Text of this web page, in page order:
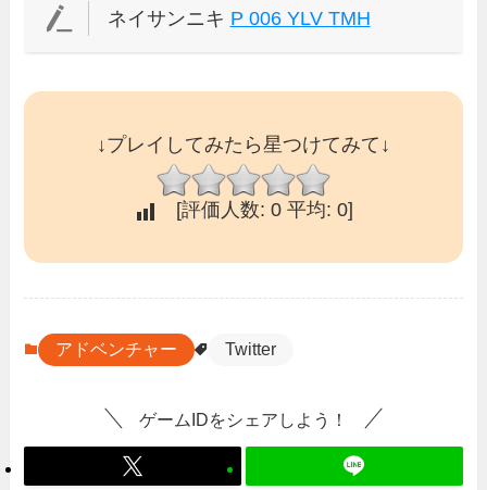
ネイサンニキ P 006 YLV TMH
↓プレイしてみたら星つけてみて↓
[評価人数: 0平均: 0]
アドベンチャー Twitter
ゲームIDをシェアしよう！